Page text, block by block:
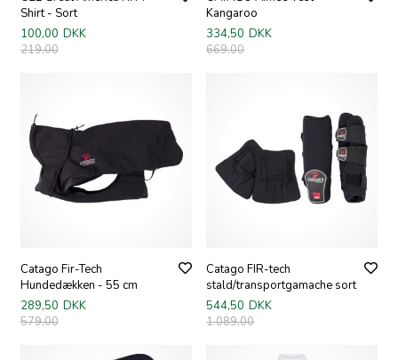
Shirt - Sort
100,00 DKK
219,00
Kangaroo
334,50 DKK
669,00
Catago Fir-Tech
Hundedækken - 55 cm
289,50 DKK
579,00
Catago FIR-tech
stald/transportgamache sort
544,50 DKK
1.089,00